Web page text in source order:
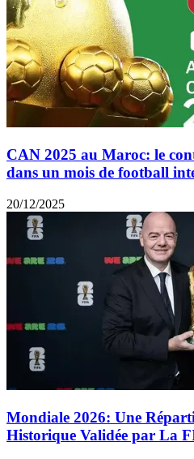
CAN 2025 au Maroc: le
dans un mois de football
20/12/2025
Mondiale 2026: Une
Historique Validée par La